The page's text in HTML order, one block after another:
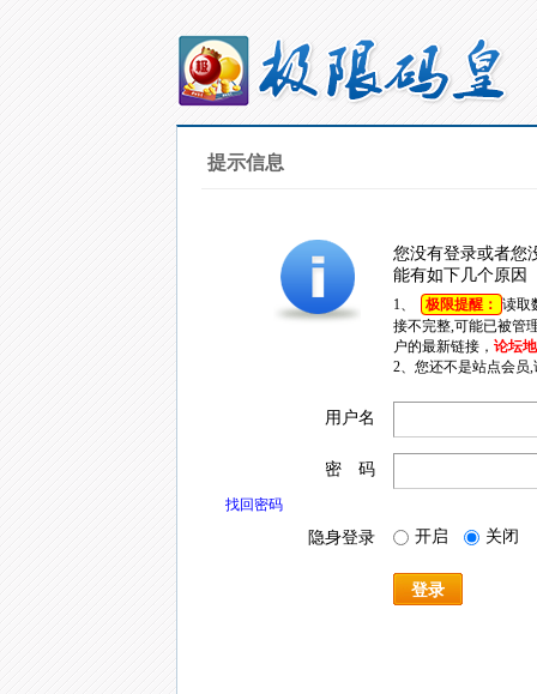
提示信息
您没有登录或者您
能有如下几个原因
1、 极限提醒： 读取
接不完整,可能已被管
户的最新链接， 论坛
2、您还不是站点会员
用户名
密 码
找回密码
隐身登录 开启 关闭
登录